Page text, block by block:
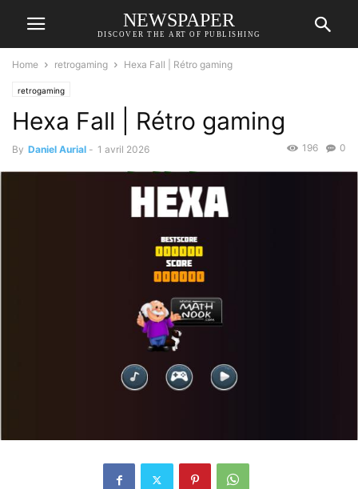
NEWSPAPER
DISCOVER THE ART OF PUBLISHING
Home retrogaming Hexa Fall | Rétro gaming
retrogaming
Hexa Fall | Rétro gaming
By Daniel Aurial - 1 avril 2026 0
196